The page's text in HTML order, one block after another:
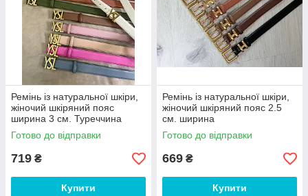
Ремінь із натуральної шкіри,
жіночий шкіряний пояс
ширина 3 см. Туреччина
Готово до відправки
719 ₴
Купити
Ремінь із натуральної шкіри,
жіночий шкіряний пояс 2.5
см. ширина
Готово до відправки
669 ₴
Купити